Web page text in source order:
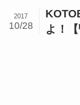
よ！【
2017
10/28